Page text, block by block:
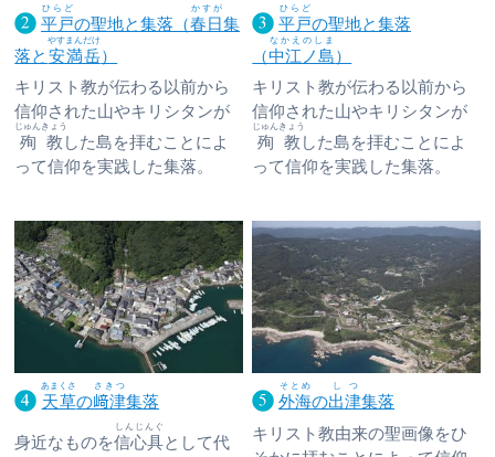
平戸
ひらど
の聖地と集落（春日
かすが
集
落と 安満岳
やすまんだけ
）
キリスト教が伝わる以前から
信仰された山やキリシタンが
殉教
じゅんきょう
した島を拝むことによ
って信仰を実践した集落。
平戸
ひらど
の聖地と集落
（中江ノ島
なかえのしま
）
キリスト教が伝わる以前から
信仰された山やキリシタンが
殉教
じゅんきょう
した島を拝むことによ
って信仰を実践した集落。
天草
あまくさ
の﨑津
さきつ
集落
身近なものを信心具
しんじんぐ
として代
外海
そとめ
の出津
しつ
集落
キリスト教由来の聖画像をひ